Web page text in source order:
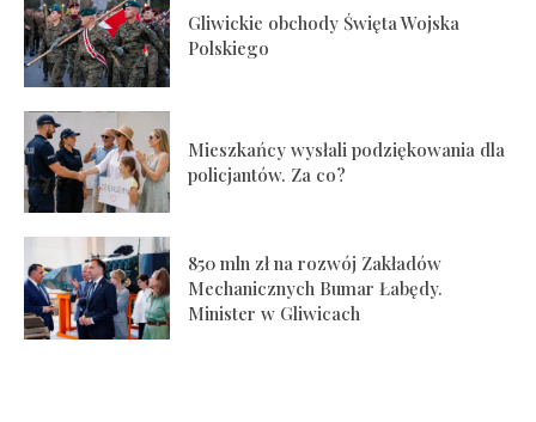
Gliwickie obchody Święta Wojska
Polskiego
Mieszkańcy wysłali podziękowania dla
policjantów. Za co?
850 mln zł na rozwój Zakładów
Mechanicznych Bumar Łabędy.
Minister w Gliwicach